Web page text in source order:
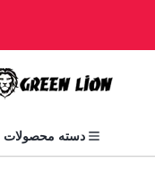
دسته محصولات